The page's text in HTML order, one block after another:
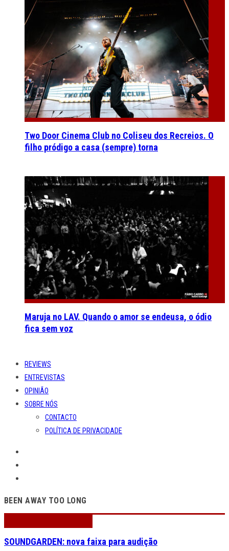
Two Door Cinema Club no Coliseu dos Recreios. O
filho pródigo a casa (sempre) torna
Maruja no LAV. Quando o amor se endeusa, o ódio
fica sem voz
REVIEWS
ENTREVISTAS
OPINIÃO
SOBRE NÓS
CONTACTO
POLÍTICA DE PRIVACIDADE
BEEN AWAY TOO LONG
SOUNDGARDEN: nova faixa para audição